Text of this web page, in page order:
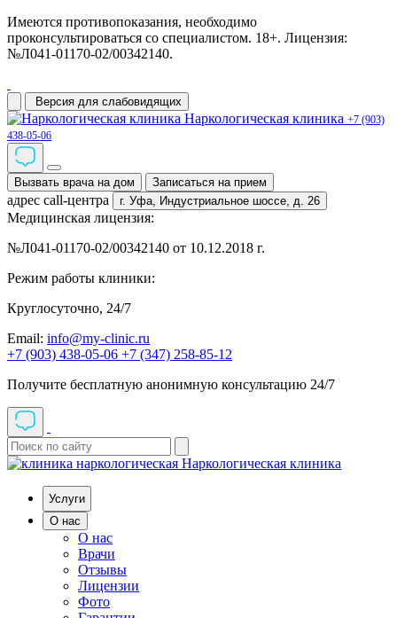
Имеются противопоказания, необходимо
проконсультироваться со специалистом. 18+. Лицензия:
№Л041-01170-02/00342140.
Версия для слабовидящих
Наркологическая клиника +7 (903)
438-05-06
Вызвать врача на дом Записаться на прием
адрес call-центра г. Уфа, Индустриальное шоссе, д. 26
Медицинская лицензия:
№Л041-01170-02/00342140 от 10.12.2018 г.
Режим работы клиники:
Круглосуточно, 24/7
Email: info@my-clinic.ru
+7 (903) 438-05-06 +7 (347) 258-85-12
Получите бесплатную анонимную консультацию 24/7
Наркологическая клиника
Услуги
О нас
О нас
Врачи
Отзывы
Лицензии
Фото